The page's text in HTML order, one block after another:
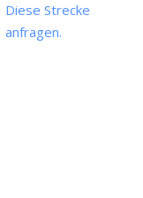
Diese Strecke
anfragen.